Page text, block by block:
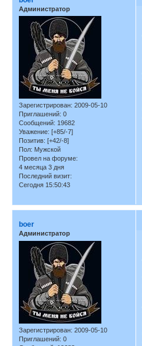
Администратор
Зарегистрирован: 2009-05-10
Приглашений: 0
Сообщений: 19682
Уважение: [+85/-7]
Позитив: [+42/-8]
Пол: Мужской
Провел на форуме:
4 месяца 3 дня
Последний визит:
Сегодня 15:50:43
boer
Администратор
Зарегистрирован: 2009-05-10
Приглашений: 0